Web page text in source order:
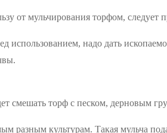
от мульчирования торфом, следует
использованием, надо дать
смешать торф с песком, дерновым
разным культурам. Такая мульча